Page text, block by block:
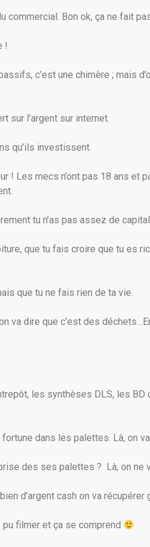
commercial. Bon ok, ça ne fait
!
c’est une chimère ; mais
sur l’argent sur internet.
qu’ils investissent.
! Les mecs n’ont pas 18 ans et
tu n’as pas assez de
que tu fais croire que tu es
que tu ne fais rien de ta vie.
va dire que c’est des
les synthèses DLS, les
dans les palettes. Là, on
des ses palettes ? Là, on
d’argent cash on va
pu filmer et ça se comprend